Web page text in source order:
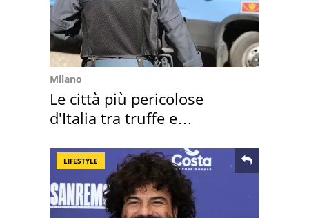
Milano
Le città più pericolose
d'Italia tra truffe e
LIFESTYLE